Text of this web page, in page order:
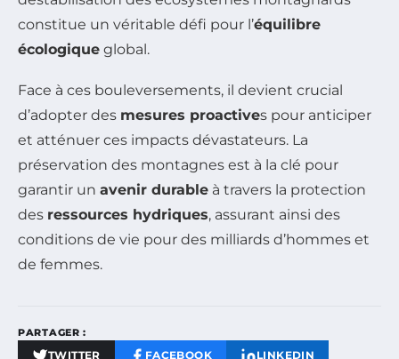
constitue un véritable défi pour l’équilibre
écologique global.
Face à ces bouleversements, il devient crucial
d’adopter des mesures proactives pour anticiper
et atténuer ces impacts dévastateurs. La
préservation des montagnes est à la clé pour
garantir un avenir durable à travers la protection
des ressources hydriques, assurant ainsi des
conditions de vie pour des milliards d’hommes et
de femmes.
PARTAGER :
TWITTER FACEBOOK LINKEDIN